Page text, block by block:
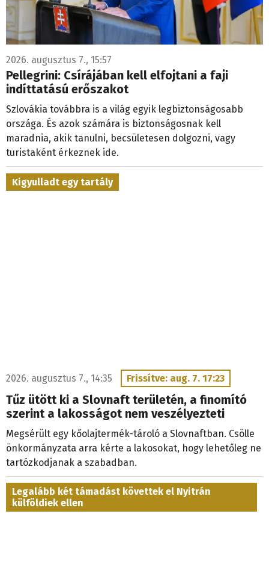
2026. augusztus 7., 15:57
Pellegrini: Csírájában kell elfojtani a faji
indíttatású erőszakot
Szlovákia továbbra is a világ egyik legbiztonságosabb
országa. És azok számára is biztonságosnak kell
maradnia, akik tanulni, becsületesen dolgozni, vagy
turistaként érkeznek ide.
Kigyulladt egy tartály
2026. augusztus 7., 14:35 Frissítve: aug. 7. 17:23
Tűz ütött ki a Slovnaft területén, a finomító
szerint a lakosságot nem veszélyezteti
Megsérült egy kőolajtermék-tároló a Slovnaftban. Csölle
önkormányzata arra kérte a lakosokat, hogy lehetőleg ne
tartózkodjanak a szabadban.
Legalább két támadást követtek el Nyitrán
külföldiek ellen